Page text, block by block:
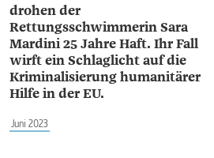
drohen der
Rettungsschwimmerin Sara
Mardini 25 Jahre Haft. Ihr Fall
wirft ein Schlaglicht auf die
Kriminalisierung humanitärer
Hilfe in der EU.
Juni 2023